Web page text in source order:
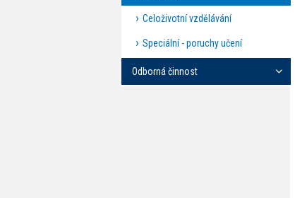
Celoživotní vzdělávání
Speciální - poruchy učení
Odborná činnost